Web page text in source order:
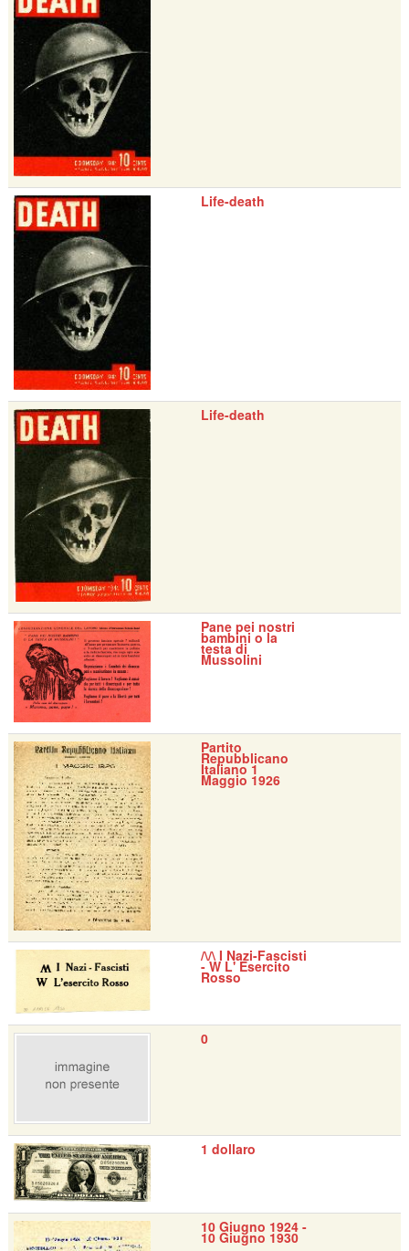
Life-death
Life-death
Pane pei nostri
bambini o la
testa di
Mussolini
Partito
Repubblicano
Italiano 1
Maggio 1926
/\/\ I Nazi-Fascisti
- W L' Esercito
Rosso
0
1 dollaro
10 Giugno 1924 -
10 Giugno 1930